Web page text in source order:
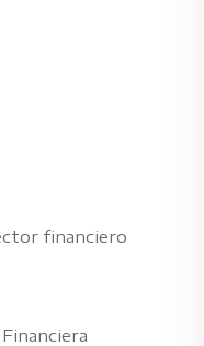
financiero